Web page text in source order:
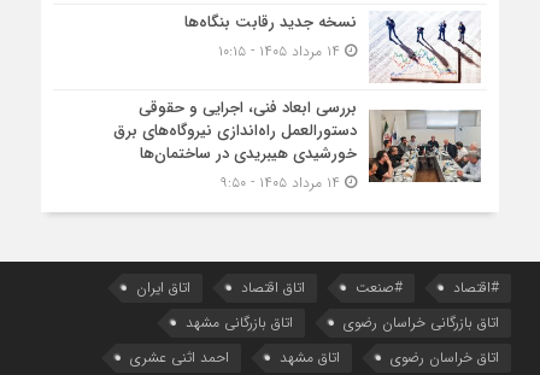
نسخه جدید رقابت‌ بنگاه‌ها
بررسی ابعاد فنی، اجرایی و حقوقی
دستورالعمل راه‌اندازی نیروگاه‌های برق
خورشیدی هیبریدی در ساختمان‌ها
#اقتصاد #صنعت اتاق اقتصاد
اتاق ایران
اتاق بازرگانی خراسان رضوی
اتاق بازرگانی مشهد
اتاق خراسان رضوی
اتاق مشهد احمد اثنی عشری